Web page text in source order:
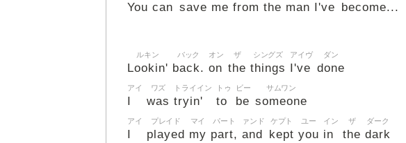
You can save me from the man I've become...
Lookin'
ルキン
back.
バック
on
オン
the
ザ
things
シングズ
I've
アイヴ
done
ダン
I
アイ
was
ワズ
tryin'
トライイン
to
トゥ
be
ビー
someone
サムワン
アイ
played
プレイド
my
マイ
part,
パート
and
ァンド
kept
ケプト
you
ユー
in
イン
the
ザ
dark
ダーク